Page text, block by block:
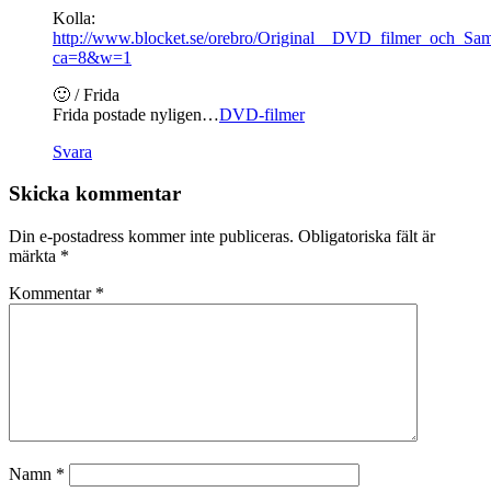
Kolla:
http://www.blocket.se/orebro/
ca=8&w=1
🙂 / Frida
Frida postade nyligen…DVD-filmer
Svara
Skicka kommentar
Din e-postadress kommer inte publiceras. Obligatoriska fält är
märkta *
Kommentar *
Namn *